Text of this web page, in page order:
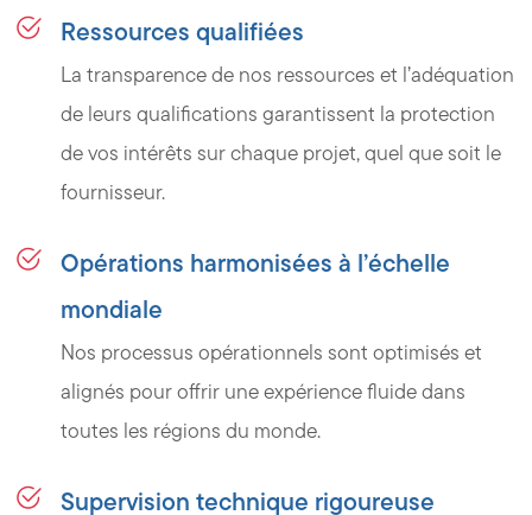
Ressources qualifiées
La transparence de nos ressources et l’adéquation
de leurs qualifications garantissent la protection
de vos intérêts sur chaque projet, quel que soit le
fournisseur.
Opérations harmonisées à l’échelle
mondiale
Nos processus opérationnels sont optimisés et
alignés pour offrir une expérience fluide dans
toutes les régions du monde.
Supervision technique rigoureuse